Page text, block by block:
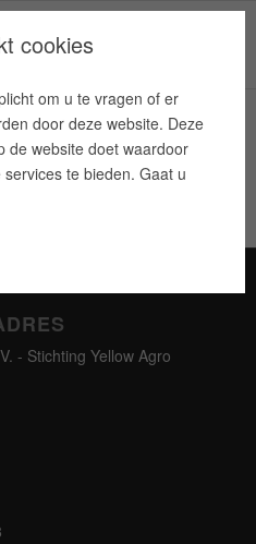
- Stichting Yellow Agro
cookies
om u te vragen of er
door deze website. Deze
de website doet waardoor
te bieden. Gaat u